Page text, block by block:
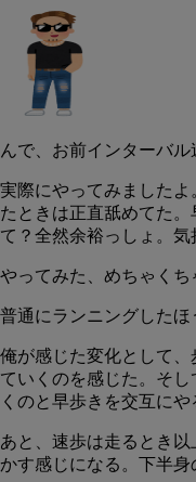
んで、お前インターバ
実際にやってみました
たときは正直舐めてた
て？全然余裕っしょ。気
やってみた、 めちゃくち
普通にランニングしたほ
俺が感じた変化として
ていくのを感じた。そ
くのと早歩きを交互にや
あと、 速歩は走るとき
かす感じになる。 下半身